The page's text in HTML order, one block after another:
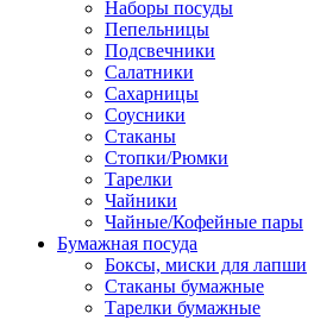
Наборы посуды
Пепельницы
Подсвечники
Салатники
Сахарницы
Соусники
Стаканы
Стопки/Рюмки
Тарелки
Чайники
Чайные/Кофейные пары
Бумажная посуда
Боксы, миски для лапши
Стаканы бумажные
Тарелки бумажные